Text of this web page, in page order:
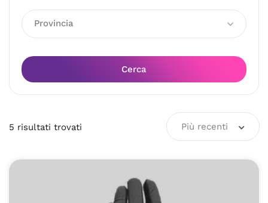
Provincia
Cerca
5 risultati trovati Più recenti